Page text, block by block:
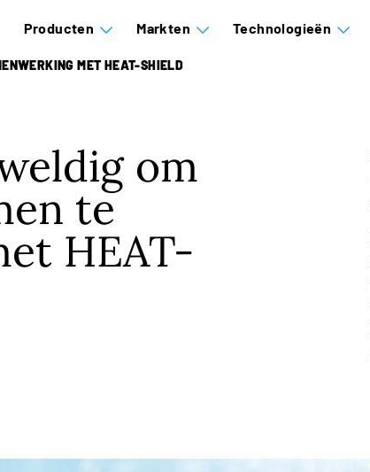
Producten Markten Technologieën
MET HEAT-SHIELD
om
te
HEAT-